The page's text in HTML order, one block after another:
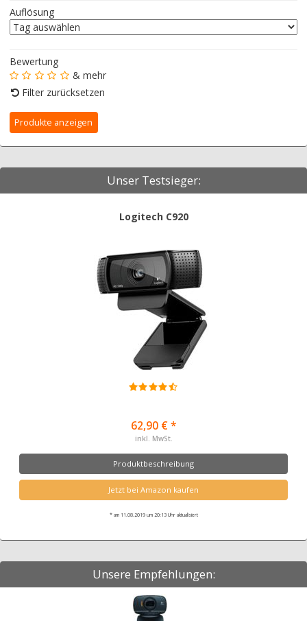
Auflösung
Bewertung
& mehr
Filter zurücksetzen
Unser Testsieger:
Logitech C920
62,90 € *
inkl. MwSt.
Produktbeschreibung
Jetzt bei Amazon kaufen
* am 11.08.2019 um 20:13 Uhr aktualisiert
Unsere Empfehlungen: